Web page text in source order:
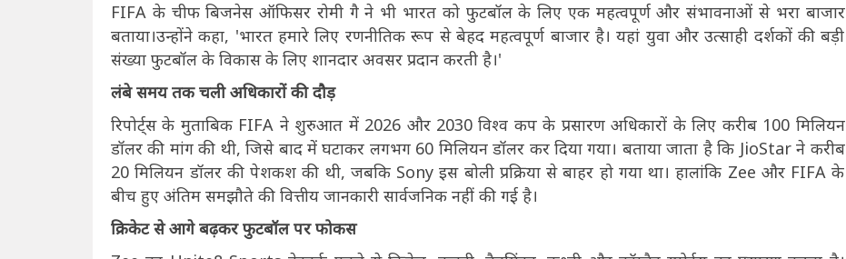
FIFA के चीफ बिजनेस ऑफिसर रोमी गै ने भी भारत को फुटबॉल के लिए एक महत्वपूर्ण और संभावनाओं से भरा बाजार
बताया।उन्होंने कहा, 'भारत हमारे लिए रणनीतिक रूप से बेहद महत्वपूर्ण बाजार है। यहां युवा और उत्साही दर्शकों की बड़ी
संख्या फुटबॉल के विकास के लिए शानदार अवसर प्रदान करती है।'
लंबे समय तक चली अधिकारों की दौड़
रिपोर्ट्स के मुताबिक FIFA ने शुरुआत में 2026 और 2030 विश्व कप के प्रसारण अधिकारों के लिए करीब 100 मिलियन
डॉलर की मांग की थी, जिसे बाद में घटाकर लगभग 60 मिलियन डॉलर कर दिया गया। बताया जाता है कि JioStar ने करीब
20 मिलियन डॉलर की पेशकश की थी, जबकि Sony इस बोली प्रक्रिया से बाहर हो गया था। हालांकि Zee और FIFA के
बीच हुए अंतिम समझौते की वित्तीय जानकारी सार्वजनिक नहीं की गई है।
क्रिकेट से आगे बढ़कर फुटबॉल पर फोकस